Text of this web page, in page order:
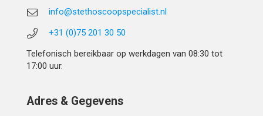
info@stethoscoopspecialist.nl
+31 (0)75 201 30 50
Telefonisch bereikbaar op werkdagen van 08:30 tot
17:00 uur.
Adres & Gegevens